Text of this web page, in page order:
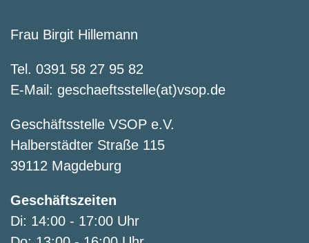
Frau Birgit Hillemann
Tel. 0391 58 27 95 82
E-Mail: geschaeftsstelle(at)vsop.de
Geschäftsstelle VSOP e.V.
Halberstädter Straße 115
39112 Magdeburg
Geschäftszeiten
Di: 14:00 - 17:00 Uhr